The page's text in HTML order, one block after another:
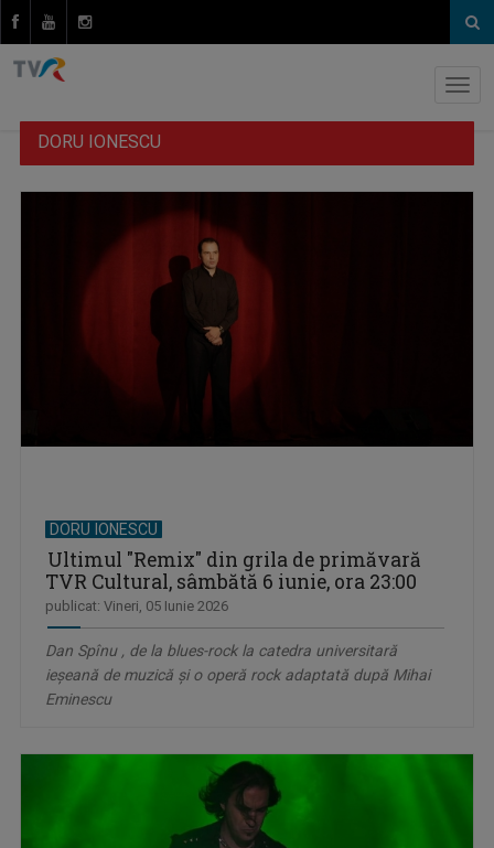
DORU IONESCU
DORU IONESCU
Ultimul "Remix" din grila de primăvară
TVR Cultural, sâmbătă 6 iunie, ora 23:00
publicat: Vineri, 05 Iunie 2026
Dan Spînu , de la blues-rock la catedra universitară
ieșeană de muzică și o operă rock adaptată după Mihai
Eminescu